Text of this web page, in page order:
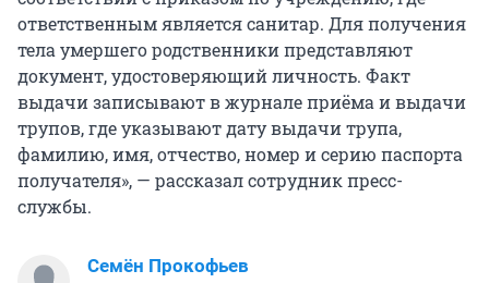
ответственным является санитар. Для получения
тела умершего родственники представляют
документ, удостоверяющий личность. Факт
выдачи записывают в журнале приёма и выдачи
трупов, где указывают дату выдачи трупа,
фамилию, имя, отчество, номер и серию паспорта
получателя», — рассказал сотрудник пресс-
службы.
Семён Прокофьев